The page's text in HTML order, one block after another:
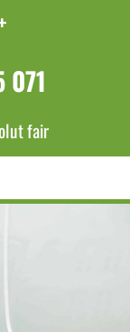
fair